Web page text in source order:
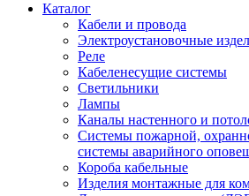
Каталог
Кабели и провода
Электроустановочные
Реле
Кабеленесущие системы
Светильники
Лампы
Каналы настенного и
Системы пожарной,
системы аварийного
Короба кабельные
Изделия монтажные для